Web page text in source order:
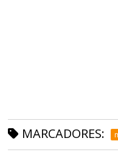
MARCADORES: